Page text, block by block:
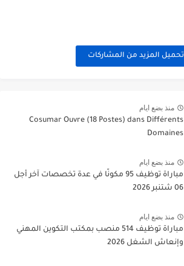
تحميل المزيد من المشاركات
منذ بضع ايام
Cosumar Ouvre (18 Postes) dans Différents
Domaines
منذ بضع ايام
مباراة توظيف 95 مكونًا في عدة تخصصات آخر أجل
06 شتنبر 2026
منذ بضع ايام
مباراة توظيف 514 منصب بمكتب التكوين المهني
وإنعاش الشغل 2026